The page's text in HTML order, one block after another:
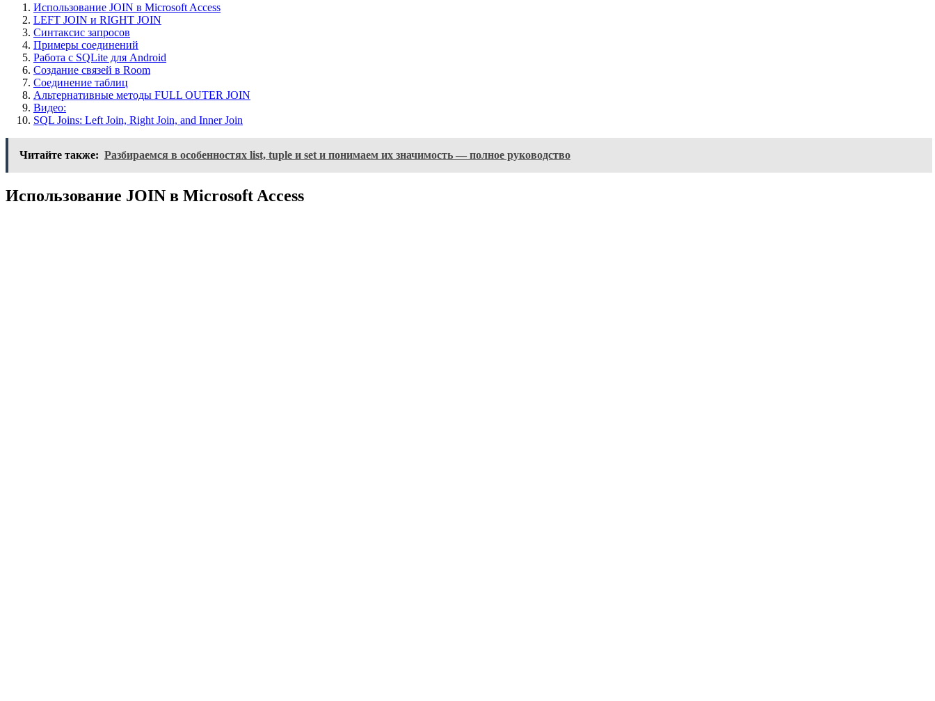
Использование JOIN в Microsoft Access
LEFT JOIN и RIGHT JOIN
Синтаксис запросов
Примеры соединений
Работа с SQLite для Android
Создание связей в Room
Соединение таблиц
Альтернативные методы FULL OUTER JOIN
Видео:
SQL Joins: Left Join, Right Join, and Inner Join
Читайте также: Разбираемся в особенностях list, tuple и set и понимаем их значимость — полное руководство
Использование JOIN в Microsoft Access